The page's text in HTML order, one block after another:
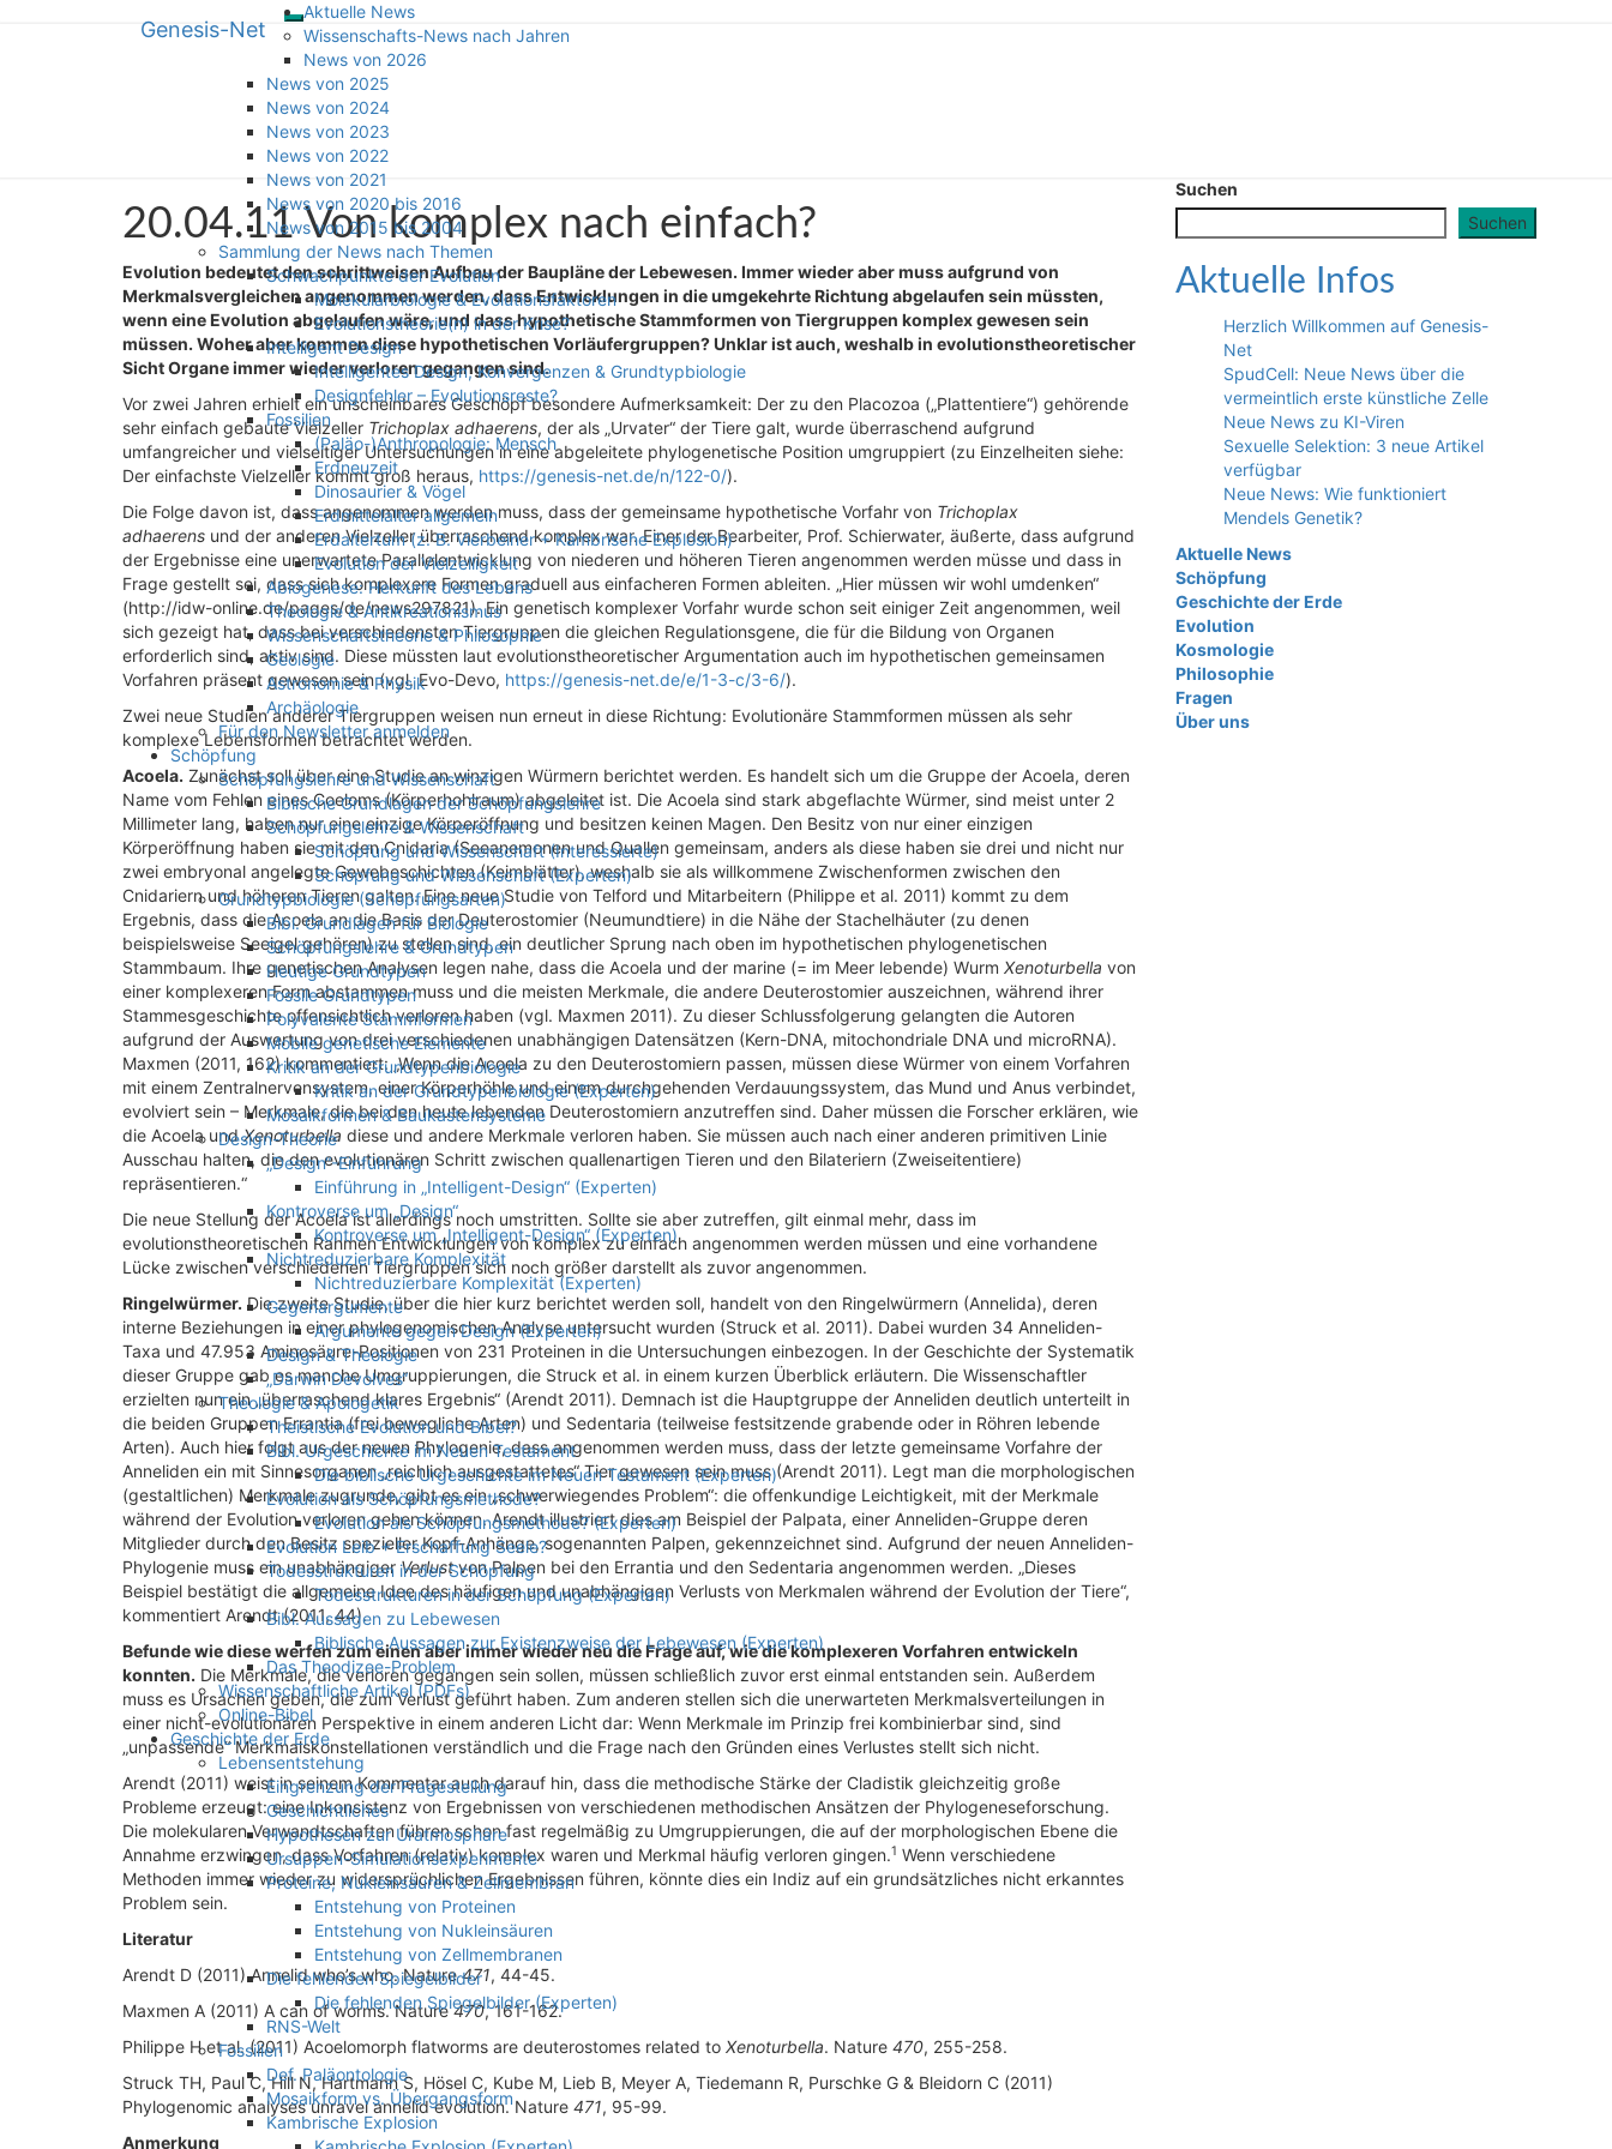
Toggle
navigation
Genesis-Net
Aktuelle News
Wissenschafts-News nach Jahren
News von 2026
News von 2025
News von 2024
News von 2023
News von 2022
News von 2021
News von 2020 bis 2016
News von 2015 bis 2004
Sammlung der News nach Themen
Schwachpunkte der Evolution
Molekularbiologie & Evolutionsfaktoren
Evolutionstheorie(n) in der Krise?
Intelligent Design
Intelligentes Design, Konvergenzen & Grundtypbiologie
Designfehler – Evolutionsreste?
Fossilien
(Paläo-)Anthropologie: Mensch
Erdneuzeit
Dinosaurier & Vögel
Erdmittelalter allgemein
Erdaltertum (z. B. Vierbeiner + Kambrische Explosion)
Evolution der Vielzelligkeit
Abiogenese: Herkunft des Lebens
Theologie & Antikreationismus
Wissenschaftstheorie & Philosophie
Geologie
Astronomie & Physik
Archäologie
Für den Newsletter anmelden
Schöpfung
Schöpfungslehre und Wissenschaft
Biblische Grundlagen der Schöpfungslehre
Schöpfungslehre & Wissenschaft
Schöpfung und Wissenschaft (Interessierte)
Schöpfung und Wissenschaft (Experten)
Grundtypbiologie (Schöpfungsarten)
Bibl. Grundlagen für Biologie
Schöpfungslehre & Grundtypen
Heutige Grundtypen
Fossile Grundtypen
Polyvalente Stammformen
Mobile genetische Elemente
Kritik an der Grundtypenbiologie
Kritik an der Grundtypenbiologie (Experten)
Mosaikformen & Baukastensysteme
Design-Theorie
„Design“-Einführung
Einführung in „Intelligent-Design“ (Experten)
Kontroverse um „Design“
Kontroverse um „Intelligent-Design“ (Experten)
Nichtreduzierbare Komplexität
Nichtreduzierbare Komplexität (Experten)
Gegenargumente
Argumente gegen Design (Experten)
Design & Theologie
„Darwin Devolves“
Theologie & Apologetik
Theistische Evolution und Bibel?
Bibl. Urgeschichte im Neuen Testament
Die biblische Urgeschichte im Neuen Testament (Experten)
Evolution als Schöpfungsmethode?
Evolution als Schöpfungsmethode? (Experten)
Evolution Leib + Erschaffung Seele?
Todesstrukturen in der Schöpfung
Todesstrukturen in der Schöpfung (Experten)
Bibl. Aussagen zu Lebewesen
Biblische Aussagen zur Existenzweise der Lebewesen (Experten)
Das Theodizee-Problem
Wissenschaftliche Artikel (PDFs)
Online-Bibel
Geschichte der Erde
Lebensentstehung
Eingrenzung der Fragestellung
Geschichtliches
Hypothesen zur Uratmosphäre
Ursuppen-Simulationsexperimente
Proteine, Nukleinsäuren & Zellmembran
Entstehung von Proteinen
Entstehung von Nukleinsäuren
Entstehung von Zellmembranen
Die fehlenden Spiegelbilder
Die fehlenden Spiegelbilder (Experten)
RNS-Welt
Fossilien
Def. Paläontologie
Mosaikform vs. Übergangsform
Kambrische Explosion
Genesis-Net
Wissenschaft aus Schöpfungsperspektive
20.04.11
Von
nach
einfach?
20.04.11 Von komplex nach einfach?
Evolution bedeutet den schrittweisen Aufbau der Baupläne der Lebewesen. Immer wieder aber muss aufgrund von
Merkmalsvergleichen angenommen werden, dass Entwicklungen in die umgekehrte Richtung abgelaufen sein müssten,
wenn eine Evolution abgelaufen wäre, und dass hypothetische Stammformen von Tiergruppen komplex gewesen sein
müssen. Woher aber kommen diese hypothetischen Vorläufergruppen? Unklar ist auch, weshalb in evolutionstheoretischer
Sicht Organe immer wieder verloren gegangen sind.
Vor zwei Jahren erhielt ein unscheinbares Geschöpf besondere Aufmerksamkeit: Der zu den Placozoa („Plattentiere“) gehörende
sehr einfach gebaute Vielzeller Trichoplax adhaerens, der als „Urvater“ der Tiere galt, wurde überraschend aufgrund
umfangreicher und vielseitiger Untersuchungen in eine abgeleitete phylogenetische Position umgruppiert (zu Einzelheiten siehe:
Der einfachste Vielzeller kommt groß heraus, https://genesis-net.de/n/122-0/).
Die Folge davon ist, dass angenommen werden muss, dass der gemeinsame hypothetische Vorfahr von Trichoplax
adhaerens und der anderen Vielzeller überraschend komplex war. Einer der Bearbeiter, Prof. Schierwater, äußerte, dass aufgrund
der Ergebnisse eine unerwartete Parallelentwicklung von niederen und höheren Tieren angenommen werden müsse und dass in
Frage gestellt sei, dass sich komplexere Formen graduell aus einfacheren Formen ableiten. „Hier müssen wir wohl umdenken“
(http://idw-online.de/pages/de/news297821). Ein genetisch komplexer Vorfahr wurde schon seit einiger Zeit angenommen, weil
sich gezeigt hat, dass bei verschiedensten Tiergruppen die gleichen Regulationsgene, die für die Bildung von Organen
erforderlich sind, aktiv sind. Diese müssten laut evolutionstheoretischer Argumentation auch im hypothetischen gemeinsamen
Vorfahren präsent gewesen sein (vgl. Evo-Devo, https://genesis-net.de/e/1-3-c/3-6/).
Zwei neue Studien anderer Tiergruppen weisen nun erneut in diese Richtung: Evolutionäre Stammformen müssen als sehr
komplexe Lebensformen betrachtet werden.
Acoela. Zunächst soll über eine Studie an winzigen Würmern berichtet werden. Es handelt sich um die Gruppe der Acoela, deren
Name vom Fehlen eines Coeloms (Körperhohlraum) abgeleitet ist. Die Acoela sind stark abgeflachte Würmer, sind meist unter 2
Millimeter lang, haben nur eine einzige Körperöffnung und besitzen keinen Magen. Den Besitz von nur einer einzigen
Körperöffnung haben sie mit den Cnidaria (Seeanemonen und Quallen gemeinsam, anders als diese haben sie drei und nicht nur
zwei embryonal angelegte Gewebeschichten (Keimblätter), weshalb sie als willkommene Zwischenformen zwischen den
Cnidariern und höheren Tieren galten. Eine neue Studie von Telford und Mitarbeitern (Philippe et al. 2011) kommt zu dem
Ergebnis, dass die Acoela an die Basis der Deuterostomier (Neumundtiere) in die Nähe der Stachelhäuter (zu denen
beispielsweise Seeigel gehören) zu stellen sind, ein deutlicher Sprung nach oben im hypothetischen phylogenetischen
Stammbaum. Ihre genetischen Analysen legen nahe, dass die Acoela und der marine (= im Meer lebende) Wurm Xenoturbella von
einer komplexeren Form abstammen muss und die meisten Merkmale, die andere Deuterostomier auszeichnen, während ihrer
Stammesgeschichte offensichtlich verloren haben (vgl. Maxmen 2011). Zu dieser Schlussfolgerung gelangten die Autoren
aufgrund der Auswertung von drei verschiedenen unabhängigen Datensätzen (Kern-DNA, mitochondriale DNA und microRNA).
Maxmen (2011, 162) kommentiert: „Wenn die Acoela zu den Deuterostomiern passen, müssen diese Würmer von einem Vorfahren
mit einem Zentralnervensystem, einer Körperhöhle und einem durchgehenden Verdauungssystem, das Mund und Anus verbindet,
evolviert sein – Merkmale, die bei den heute lebenden Deuterostomiern anzutreffen sind. Daher müssen die Forscher erklären, wie
die Acoela undXenoturbella diese und andere Merkmale verloren haben. Sie müssen auch nach einer anderen primitiven Linie
Ausschau halten, die den evolutionären Schritt zwischen quallenartigen Tieren und den Bilateriern (Zweiseitentiere)
repräsentieren.“
Die neue Stellung der Acoela ist allerdings noch umstritten. Sollte sie aber zutreffen, gilt einmal mehr, dass im
evolutionstheoretischen Rahmen Entwicklungen von komplex zu einfach angenommen werden müssen und eine vorhandene
Lücke zwischen verschiedenen Tiergruppen sich noch größer darstellt als zuvor angenommen.
Ringelwürmer. Die zweite Studie, über die hier kurz berichtet werden soll, handelt von den Ringelwürmern (Annelida), deren
interne Beziehungen in einer phylogenomischen Analyse untersucht wurden (Struck et al. 2011). Dabei wurden 34 Anneliden-
Taxa und 47.953 Aminosäure-Positionen von 231 Proteinen in die Untersuchungen einbezogen. In der Geschichte der Systematik
dieser Gruppe gab es manche Umgruppierungen, die Struck et al. in einem kurzen Überblick erläutern. Die Wissenschaftler
erzielten nun ein „überraschend klares Ergebnis“ (Arendt 2011). Demnach ist die Hauptgruppe der Anneliden deutlich unterteilt in
die beiden Gruppen Errantia (frei bewegliche Arten) und Sedentaria (teilweise festsitzende grabende oder in Röhren lebende
Arten). Auch hier folgt aus der neuen Phylogenie, dass angenommen werden muss, dass der letzte gemeinsame Vorfahre der
Anneliden ein mit Sinnesorganen „reichlich ausgestattetes“ Tier gewesen sein muss (Arendt 2011). Legt man die morphologischen
(gestaltlichen) Merkmale zugrunde, gibt es ein „schwerwiegendes Problem“: die offenkundige Leichtigkeit, mit der Merkmale
während der Evolution verloren gehen können. Arendt illustriert dies am Beispiel der Palpata, einer Anneliden-Gruppe deren
Mitglieder durch den Besitz spezieller Kopf-Anhänge, sogenannten Palpen, gekennzeichnet sind. Aufgrund der neuen Anneliden-
Phylogenie muss ein unabhängiger Verlustvon Palpen bei den Errantia und den Sedentaria angenommen werden. „Dieses
Beispiel bestätigt die allgemeine Idee des häufigen und unabhängigen Verlusts von Merkmalen während der Evolution der Tiere“,
kommentiert Arendt (2011, 44).
Befunde wie diese werfen zum einen aber immer wieder neu die Frage auf, wie die komplexeren Vorfahren entwickeln
konnten. Die Merkmale, die verloren gegangen sein sollen, müssen schließlich zuvor erst einmal entstanden sein. Außerdem
muss es Ursachen geben, die zum Verlust geführt haben. Zum anderen stellen sich die unerwarteten Merkmalsverteilungen in
einer nicht-evolutionären Perspektive in einem anderen Licht dar: Wenn Merkmale im Prinzip frei kombinierbar sind, sind
„unpassende“ Merkmalskonstellationen verständlich und die Frage nach den Gründen eines Verlustes stellt sich nicht.
Arendt (2011) weist in seinem Kommentar auch darauf hin, dass die methodische Stärke der Cladistik gleichzeitig große
Probleme erzeugt: eine Inkonsistenz von Ergebnissen von verschiedenen methodischen Ansätzen der Phylogeneseforschung.
Die molekularen Verwandtschaften führen schon fast regelmäßig zu Umgruppierungen, die auf der morphologischen Ebene die
Annahme erzwingen, dass Vorfahren (relativ) komplex waren und Merkmal häufig verloren gingen.1 Wenn verschiedene
Methoden immer wieder zu widersprüchlichen Ergebnissen führen, könnte dies ein Indiz auf ein grundsätzliches nicht erkanntes
Problem sein.
Literatur
Arendt D (2011) Annelid who’s who. Nature471, 44-45.
Maxmen A (2011) A can of worms. Nature470, 161-162.
Philippe H et al. (2011) Acoelomorph flatworms are deuterostomes related to Xenoturbella. Nature 470, 255-258.
Struck TH, Paul C, Hill N, Hartmann S, Hösel C, Kube M, Lieb B, Meyer A, Tiedemann R, Purschke G & Bleidorn C (2011)
Phylogenomic analyses unravel annelid evolution. Nature 471, 95-99.
Anmerkung
Suchen
Suchen
Aktuelle Infos
Herzlich Willkommen auf Genesis-
Net
SpudCell: Neue News über die
vermeintlich erste künstliche Zelle
Neue News zu KI-Viren
Sexuelle Selektion: 3 neue Artikel
verfügbar
Neue News: Wie funktioniert
Mendels Genetik?
Aktuelle News
Schöpfung
Geschichte der Erde
Evolution
Kosmologie
Philosophie
Fragen
Über uns